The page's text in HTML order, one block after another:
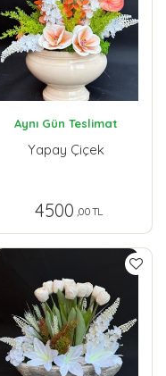
Aynı Gün Teslimat
Yapay Çiçek
4500 ,00 TL